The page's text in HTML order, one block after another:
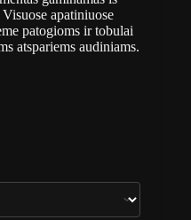
apatiniuose
patogioms ir tobulai
atspariems audiniams.